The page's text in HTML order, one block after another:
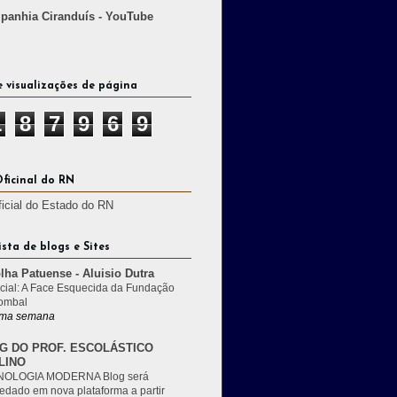
Ciranduís - YouTube
visualizações de página
8 7 9 6 9
do RN
do Estado do RN
de blogs e Sites
Patuense - Aluisio Dutra
A Face Esquecida da Fundação
semana
DO PROF. ESCOLÁSTICO
MODERNA Blog será
em nova plataforma a partir